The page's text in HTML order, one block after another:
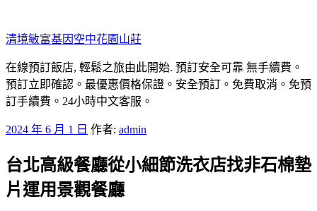
至
主
要
內
容
清境敏富基因空中花園山莊
在線預訂飯店, 輕鬆之旅由此開始. 預訂安全可靠 無手續費。
預訂立即確認。最優惠價格保證。安全預訂。免費取消。免預
訂手續費。24小時中文客服。
發
於
2024 年 6 月 1 日 作者: admin
台北高級餐廳從小細節洗衣店找非石棉墊
片運用景觀餐廳